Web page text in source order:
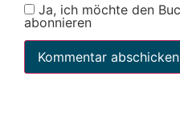
Ja, ich möchte den
abonnieren